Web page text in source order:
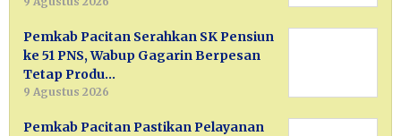
Pemkab Pacitan Serahkan SK Pensiun
ke 51 PNS, Wabup Gagarin Berpesan
Tetap Produ…
9 Agustus 2026
Pemkab Pacitan Pastikan Pelayanan